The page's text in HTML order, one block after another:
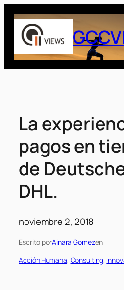
Saltar
contenido
La
pagos en
de
DHL.
noviembre 2, 2018
Escrito porAinara Gomezen
Acción Humana, Consulting,